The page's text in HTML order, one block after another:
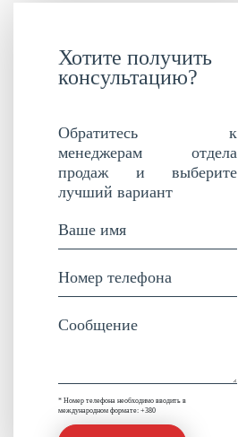
Хотите получить
консультацию?
Обратитесь к
менеджерам отдела
продаж и выберите
лучший вариант
* Номер телефона необходимо вводить в
международном формате: +380